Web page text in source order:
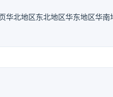
华北地区东北地区华东地区华南